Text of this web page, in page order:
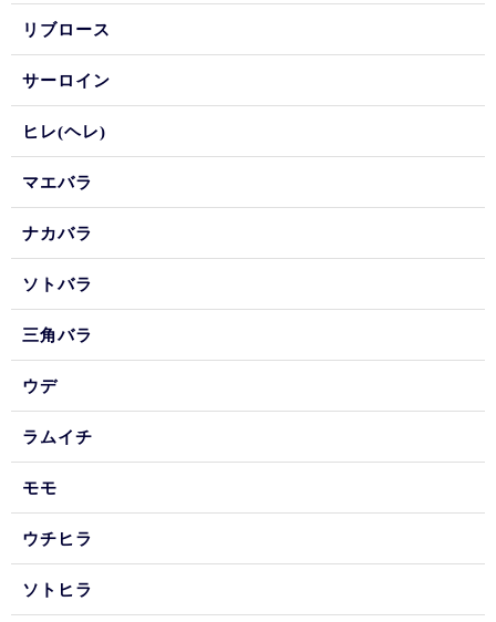
リブロース
サーロイン
ヒレ(ヘレ)
マエバラ
ナカバラ
ソトバラ
三角バラ
ウデ
ラムイチ
モモ
ウチヒラ
ソトヒラ